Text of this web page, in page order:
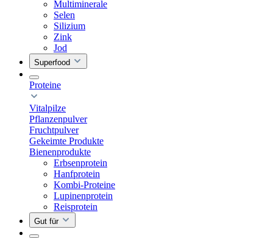
Multiminerale
Selen
Silizium
Zink
Jod
Superfood
Proteine
Vitalpilze
Pflanzenpulver
Fruchtpulver
Gekeimte Produkte
Bienenprodukte
Erbsenprotein
Hanfprotein
Kombi-Proteine
Lupinenprotein
Reisprotein
Gut für